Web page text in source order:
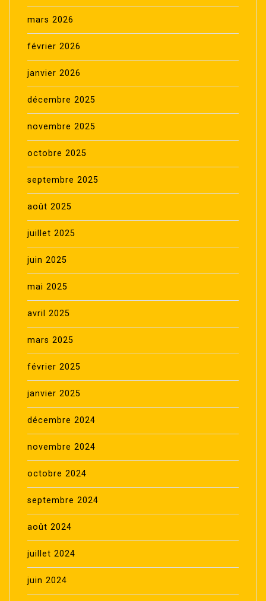
mars 2026
février 2026
janvier 2026
décembre 2025
novembre 2025
octobre 2025
septembre 2025
août 2025
juillet 2025
juin 2025
mai 2025
avril 2025
mars 2025
février 2025
janvier 2025
décembre 2024
novembre 2024
octobre 2024
septembre 2024
août 2024
juillet 2024
juin 2024